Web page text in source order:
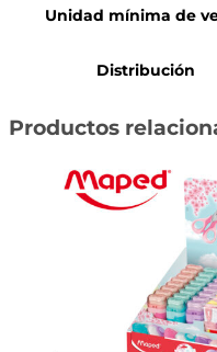
Unidad mínima de
Distribución
Productos